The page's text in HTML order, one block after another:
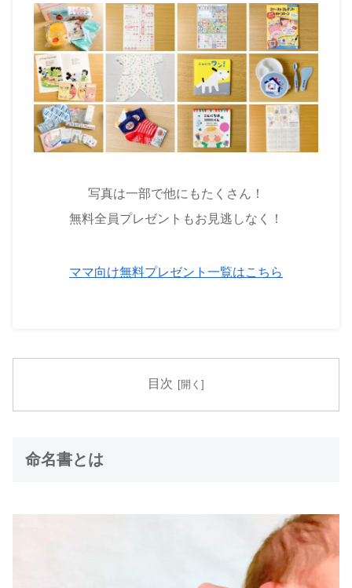
写真は一部で他にもたくさん！
無料全員プレゼントもお見逃しなく！
ママ向け無料プレゼント一覧はこちら
目次
命名書とは